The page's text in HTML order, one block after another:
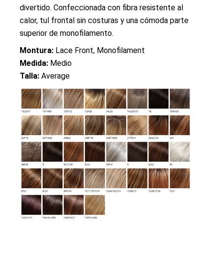
divertido. Confeccionada con fibra resistente al
calor, tul frontal sin costuras y una cómoda parte
superior de monofilamento.
Montura: Lace Front, Monofilament
Medida: Medio
Talla: Average